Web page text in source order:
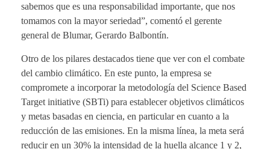
sabemos que es una responsabilidad importante, que nos
tomamos con la mayor seriedad”, comentó el gerente
general de Blumar, Gerardo Balbontín.
Otro de los pilares destacados tiene que ver con el combate
del cambio climático. En este punto, la empresa se
compromete a incorporar la metodología del Science Based
Target initiative (SBTi) para establecer objetivos climáticos
y metas basadas en ciencia, en particular en cuanto a la
reducción de las emisiones. En la misma línea, la meta será
reducir en un 30% la intensidad de la huella alcance 1 y 2,